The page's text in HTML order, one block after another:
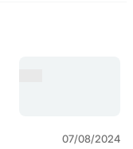
07/08/2024